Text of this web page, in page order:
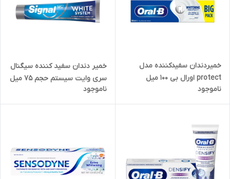
خمیردندان سفیدکننده مدل
protect اورال بی 100 میل
ناموجود
خمیر دندان سفید کننده سیگنال
سری وایت سیستم حجم 75 میل
ناموجود